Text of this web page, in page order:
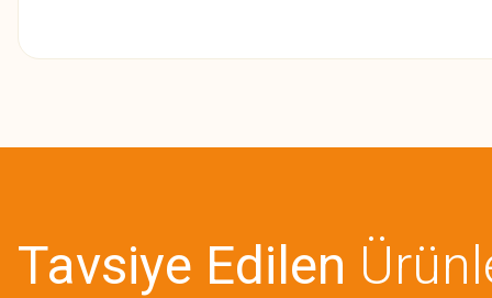
Ürün bilgilerinde hatalar bulunuyor.
Ürün fiyatı diğer sitelerden daha pahalı.
Tavsiye Edilen